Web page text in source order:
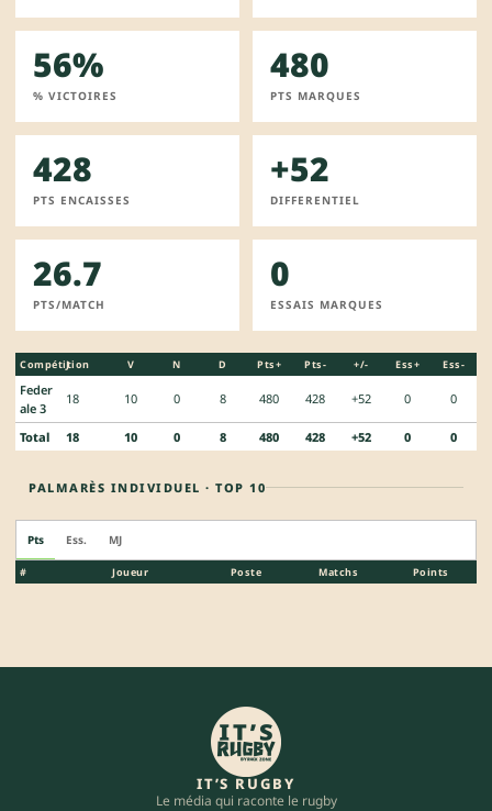
56%
% VICTOIRES
480
PTS MARQUES
428
PTS ENCAISSES
+52
DIFFERENTIEL
26.7
PTS/MATCH
0
ESSAIS MARQUES
Compétition
J V N D Pts+ Pts- +/- Ess+ Ess-
Feder
ale 3
18 10 0 8 480 428 +52 0 0
Total 18 10 0 8 480 428 +52 0 0
PALMARÈS INDIVIDUEL · TOP 10
Pts Ess. MJ
# Joueur Poste Matchs Points
IT’S RUGBY
Le média qui raconte le rugby